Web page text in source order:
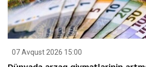
07 Avqust 2026 15:00